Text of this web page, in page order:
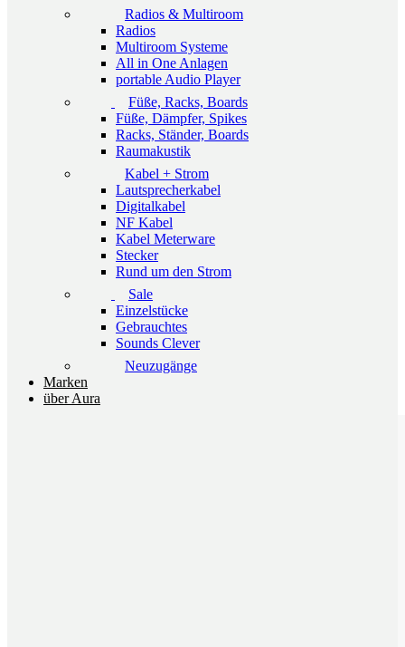
Radios & Multiroom
Radios
Multiroom Systeme
All in One Anlagen
portable Audio Player
Füße, Racks, Boards
Füße, Dämpfer, Spikes
Racks, Ständer, Boards
Raumakustik
Kabel + Strom
Lautsprecherkabel
Digitalkabel
NF Kabel
Kabel Meterware
Stecker
Rund um den Strom
Sale
Einzelstücke
Gebrauchtes
Sounds Clever
Neuzugänge
Marken
über Aura